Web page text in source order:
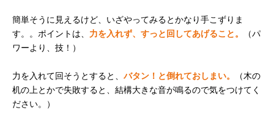
簡単そうに見えるけど、いざやってみるとかなり手こずりま
す。。ポイントは、 力を入れず、すっと回してあげること。
（パ
ワーより、技！）
力を入れて回そうとすると、 バタン！と倒れておしまい。
（木の
机の上とかで失敗すると、結構大きな音が鳴るので気をつけてく
ださい。）